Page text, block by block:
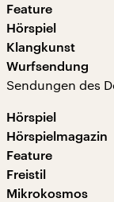
Feature
Hörspiel
Klangkunst
Wurfsendung
Sendungen des
Hörspiel
Hörspielmagazin
Feature
Freistil
Mikrokosmos